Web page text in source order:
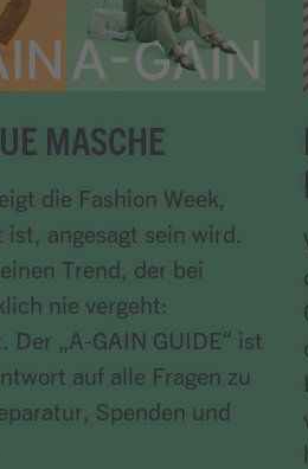
MASCHE
die Fashion Week,
ist, angesagt sein wird.
Trend, der bei
nie vergeht:
Der „A-GAIN GUIDE“ ist
auf alle Fragen zu
Spenden und